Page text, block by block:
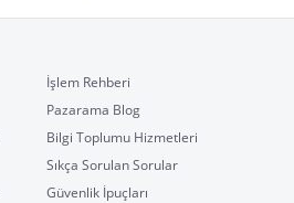
İşlem Rehberi
Pazarama Blog
Bilgi Toplumu Hizmetleri
Sıkça Sorulan Sorular
Güvenlik İpuçları